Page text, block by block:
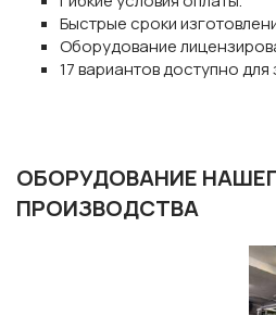
Быстрые сроки
Оборудование
17 вариантов доступно для
ОБОРУДОВАНИЕ
ПРОИЗВОДСТВА